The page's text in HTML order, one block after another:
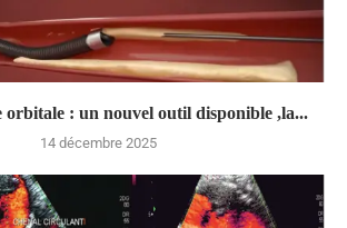
orbitale : un nouvel outil disponible ,la...
14 décembre 2025